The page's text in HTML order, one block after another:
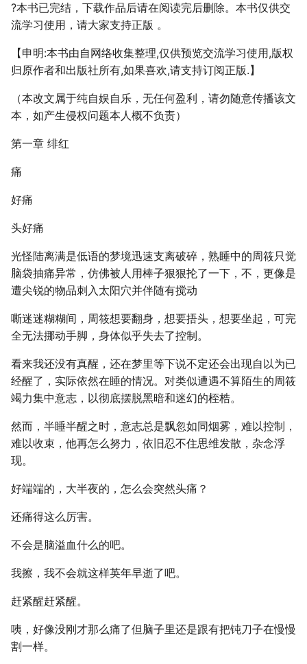
?本书已完结，下载作品后请在阅读完后删除。本书仅供交
流学习使用，请大家支持正版 。
【申明:本书由自网络收集整理,仅供预览交流学习使用,版权
归原作者和出版社所有,如果喜欢,请支持订阅正版.】
（本改文属于纯自娱自乐，无任何盈利，请勿随意传播该文
本，如产生侵权问题本人概不负责）
第一章 绯红
痛
好痛
头好痛
光怪陆离满是低语的梦境迅速支离破碎，熟睡中的周筱只觉
脑袋抽痛异常，仿佛被人用棒子狠狠抡了一下，不，更像是
遭尖锐的物品刺入太阳穴并伴随有搅动
嘶迷迷糊糊间，周筱想要翻身，想要捂头，想要坐起，可完
全无法挪动手脚，身体似乎失去了控制。
看来我还没有真醒，还在梦里等下说不定还会出现自以为已
经醒了，实际依然在睡的情况。对类似遭遇不算陌生的周筱
竭力集中意志，以彻底摆脱黑暗和迷幻的桎梏。
然而，半睡半醒之时，意志总是飘忽如同烟雾，难以控制，
难以收束，他再怎么努力，依旧忍不住思维发散，杂念浮
现。
好端端的，大半夜的，怎么会突然头痛？
还痛得这么厉害。
不会是脑溢血什么的吧。
我擦，我不会就这样英年早逝了吧。
赶紧醒赶紧醒。
咦，好像没刚才那么痛了但脑子里还是跟有把钝刀子在慢慢
割一样。